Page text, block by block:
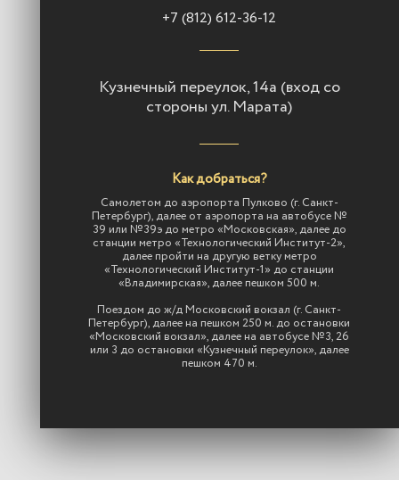
+7 (812) 612-36-12
Кузнечный переулок, 14а (вход со
стороны ул. Марата)
Как добраться?
Самолетом до аэропорта Пулково (г. Санкт-
Петербург), далее от аэропорта на автобусе №
39 или №39э до метро «Московская», далее до
станции метро «Технологический Институт-2»,
далее пройти на другую ветку метро
«Технологический Институт-1» до станции
«Владимирская», далее пешком 500 м.
Поездом до ж/д Московский вокзал (г. Санкт-
Петербург), далее на пешком 250 м. до остановки
«Московский вокзал», далее на автобусе №3, 26
или 3 до остановки «Кузнечный переулок», далее
пешком 470 м.